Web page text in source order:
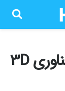
سامسونگ از نسل بعدی فناوری 3D